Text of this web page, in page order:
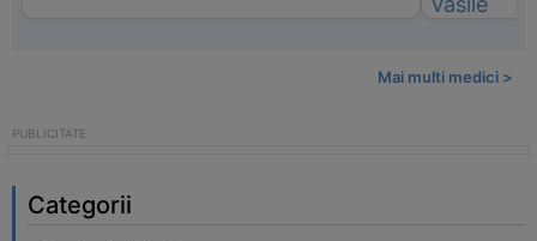
Mai multi medici >
Categorii